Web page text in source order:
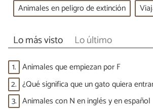
Animales en peligro de extinción
Lo más visto Lo último
1. Animales que empiezan por F
2. ¿Qué significa que un gato quiera
3. Animales con N en inglés y en español